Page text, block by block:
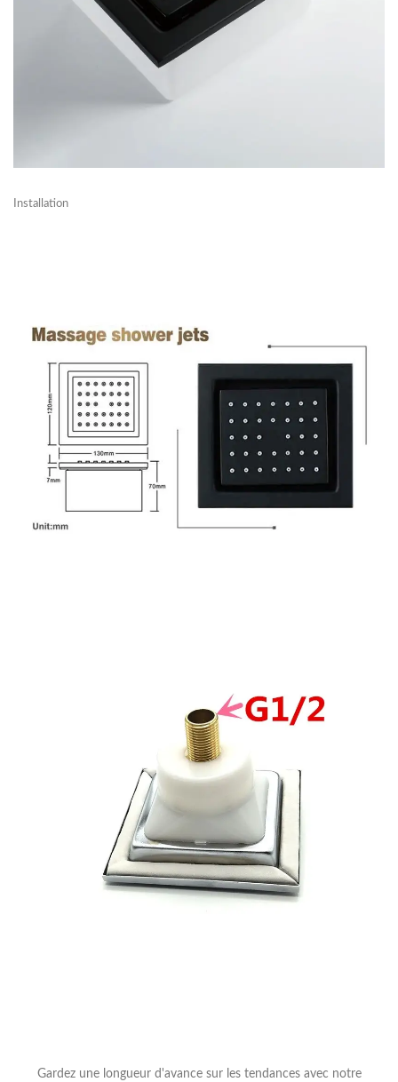
Installation
Gardez une longueur d'avance sur les tendances avec notre